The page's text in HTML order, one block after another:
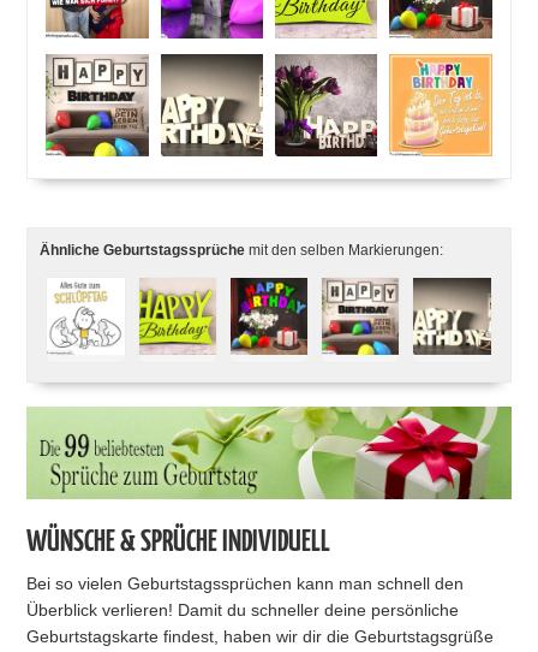
Ähnliche Geburtstagssprüche mit den selben Markierungen:
WÜNSCHE & SPRÜCHE INDIVIDUELL
Bei so vielen Geburtstagssprüchen kann man schnell den
Überblick verlieren! Damit du schneller deine persönliche
Geburtstagskarte findest, haben wir dir die Geburtstagsgrüße